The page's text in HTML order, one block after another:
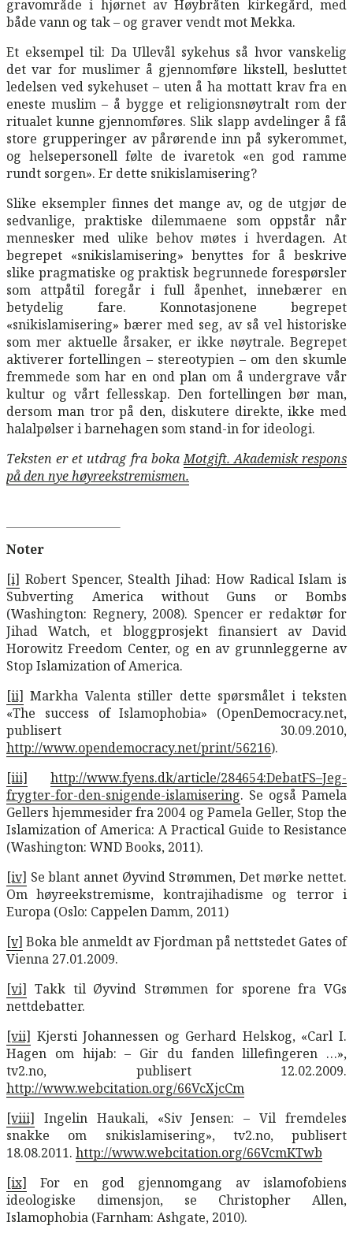
gravområde i hjørnet av Høybråten kirkegård, med
både vann og tak – og graver vendt mot Mekka.
Et eksempel til: Da Ullevål sykehus så hvor vanskelig
det var for muslimer å gjennomføre likstell, besluttet
ledelsen ved sykehuset – uten å ha mottatt krav fra en
eneste muslim – å bygge et religionsnøytralt rom der
ritualet kunne gjennomføres. Slik slapp avdelinger å få
store grupperinger av pårørende inn på sykerommet,
og helsepersonell følte de ivaretok «en god ramme
rundt sorgen». Er dette snikislamisering?
Slike eksempler finnes det mange av, og de utgjør de
sedvanlige, praktiske dilemmaene som oppstår når
mennesker med ulike behov møtes i hverdagen. At
begrepet «snikislamisering» benyttes for å beskrive
slike pragmatiske og praktisk begrunnede forespørsler
som attpåtil foregår i full åpenhet, innebærer en
betydelig fare. Konnotasjonene begrepet
«snikislamisering» bærer med seg, av så vel historiske
som mer aktuelle årsaker, er ikke nøytrale. Begrepet
aktiverer fortellingen – stereotypien – om den skumle
fremmede som har en ond plan om å undergrave vår
kultur og vårt fellesskap. Den fortellingen bør man,
dersom man tror på den, diskutere direkte, ikke med
halalpølser i barnehagen som stand-in for ideologi.
Teksten er et utdrag fra bokaMotgift. Akademisk respons
på den nye høyreekstremismen.
Noter
[i] Robert Spencer, Stealth Jihad: How Radical Islam is
Subverting America without Guns or Bombs
(Washington: Regnery, 2008). Spencer er redaktør for
Jihad Watch, et bloggprosjekt finansiert av David
Horowitz Freedom Center, og en av grunnleggerne av
Stop Islamization of America.
[ii] Markha Valenta stiller dette spørsmålet i teksten
«The success of Islamophobia» (OpenDemocracy.net,
publisert 30.09.2010,
http://www.opendemocracy.net/print/56216).
[iii]
http://www.fyens.dk/article/284654:DebatFS–Jeg-
frygter-for-den-snigende-islamisering. Se også Pamela
Gellers hjemmesider fra 2004 og Pamela Geller, Stop the
Islamization of America: A Practical Guide to Resistance
(Washington: WND Books, 2011).
[iv] Se blant annet Øyvind Strømmen, Det mørke nettet.
Om høyreekstremisme, kontrajihadisme og terror i
Europa (Oslo: Cappelen Damm, 2011)
[v] Boka ble anmeldt av Fjordman på nettstedet Gates of
Vienna 27.01.2009.
[vi] Takk til Øyvind Strømmen for sporene fra VGs
nettdebatter.
[vii] Kjersti Johannessen og Gerhard Helskog, «Carl I.
Hagen om hijab: – Gir du fanden lillefingeren …»,
tv2.no, publisert 12.02.2009.
http://www.webcitation.org/66VcXjcCm
[viii] Ingelin Haukali, «Siv Jensen: – Vil fremdeles
snakke om snikislamisering», tv2.no, publisert
18.08.2011. http://www.webcitation.org/66VcmKTwb
[ix] For en god gjennomgang av islamofobiens
ideologiske dimensjon, se Christopher Allen,
Islamophobia (Farnham: Ashgate, 2010).